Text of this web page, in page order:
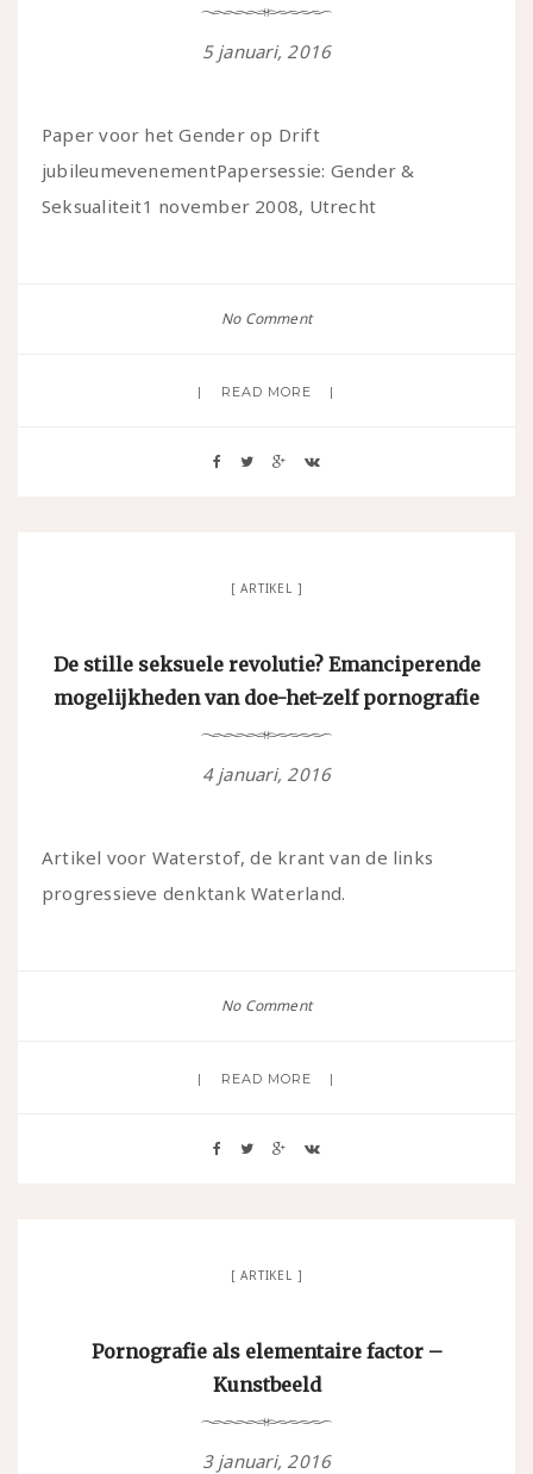
5 januari, 2016
Paper voor het Gender op Drift
jubileumevenementPapersessie: Gender &
Seksualiteit1 november 2008, Utrecht
No Comment
READ MORE
ARTIKEL
De stille seksuele revolutie? Emanciperende
mogelijkheden van doe-het-zelf pornografie
4 januari, 2016
Artikel voor Waterstof, de krant van de links
progressieve denktank Waterland.
No Comment
READ MORE
ARTIKEL
Pornografie als elementaire factor –
Kunstbeeld
3 januari, 2016